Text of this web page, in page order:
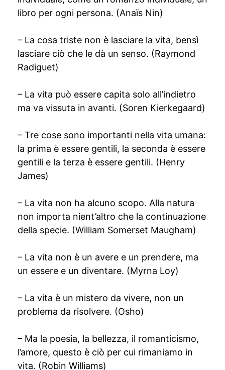
libro per ogni persona. (Anaïs Nin)
– La cosa triste non è lasciare la vita, bensì
lasciare ciò che le dà un senso. (Raymond
Radiguet)
– La vita può essere capita solo all’indietro
ma va vissuta in avanti. (Soren Kierkegaard)
– Tre cose sono importanti nella vita umana:
la prima è essere gentili, la seconda è essere
gentili e la terza è essere gentili. (Henry
James)
– La vita non ha alcuno scopo. Alla natura
non importa nient’altro che la continuazione
della specie. (William Somerset Maugham)
– La vita non è un avere e un prendere, ma
un essere e un diventare. (Myrna Loy)
– La vita è un mistero da vivere, non un
problema da risolvere. (Osho)
– Ma la poesia, la bellezza, il romanticismo,
l’amore, questo è ciò per cui rimaniamo in
vita. (Robin Williams)